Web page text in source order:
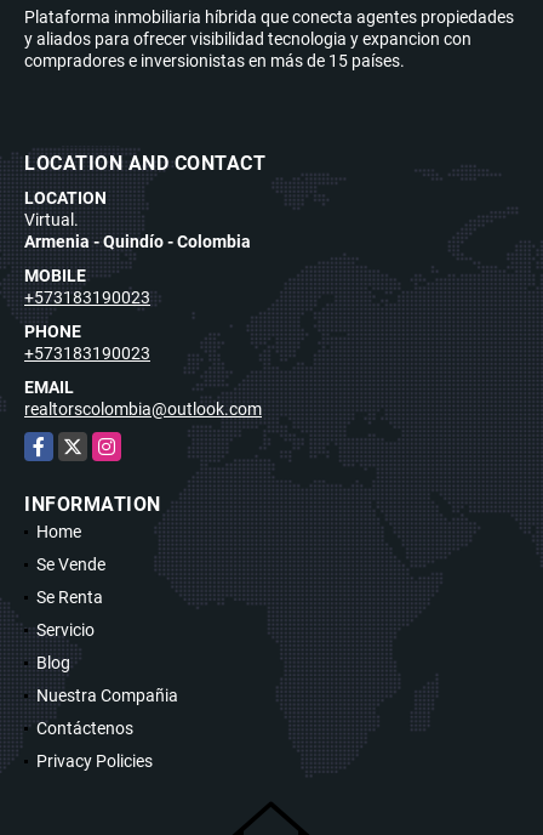
Plataforma inmobiliaria híbrida que conecta agentes propiedades
y aliados para ofrecer visibilidad tecnologia y expancion con
compradores e inversionistas en más de 15 países.
LOCATION AND CONTACT
LOCATION
Virtual.
Armenia - Quindío - Colombia
MOBILE
+573183190023
PHONE
+573183190023
EMAIL
realtorscolombia@outlook.com
Facebook
X Instagram
INFORMATION
Home
Se Vende
Se Renta
Servicio
Blog
Nuestra Compañia
Contáctenos
Privacy Policies